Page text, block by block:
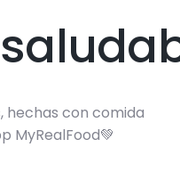
hechas con comida
MyRealFood💚